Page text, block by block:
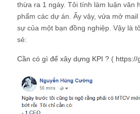
thừa ra 1 ngày. Tôi tính làm luận văn
phẩm các dự án. Ấy vậy, vửa mở
sự của một bạn đồng nghiệp. Vậy là
sẻ:
Cần có gì để xây dựng KPI ? ( https://